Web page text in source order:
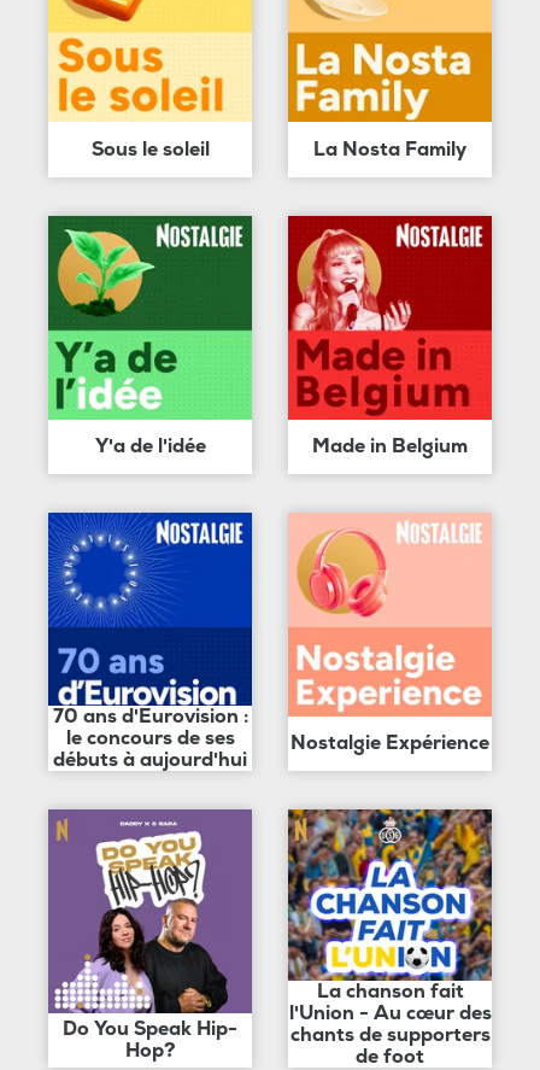
Sous le soleil La Nosta Family
Y'a de l'idée Made in Belgium
70 ans d'Eurovision :
le concours de ses
débuts à aujourd'hui
Nostalgie Expérience
Do You Speak Hip-
Hop?
La chanson fait
l'Union - Au cœur des
chants de supporters
de foot